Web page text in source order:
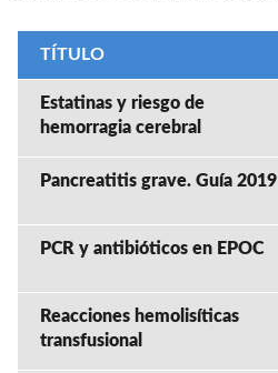
TÍTULO
Estatinas y riesgo de
hemorragia cerebral
Pancreatitis grave. Guía 2019
PCR y antibióticos en EPOC
Reacciones hemolisíticas
transfusional